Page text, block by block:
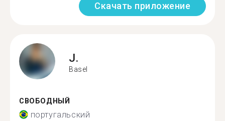
Скачать приложение
J.
Basel
СВОБОДНЫЙ
португальский